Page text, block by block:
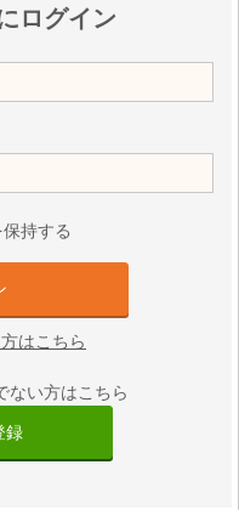
ログイン
持する
はこちら
ない方はこちら
録